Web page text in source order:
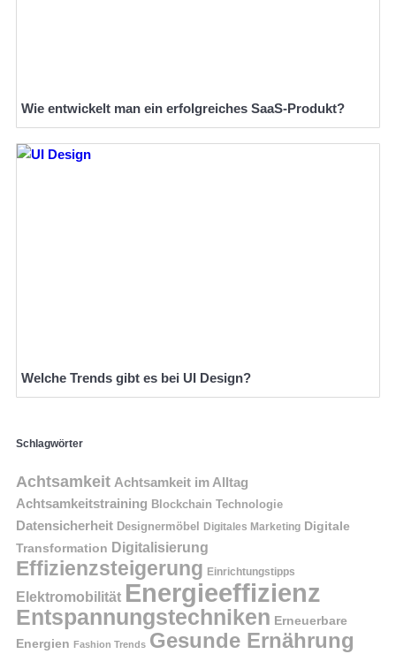
Wie entwickelt man ein erfolgreiches SaaS-Produkt?
Welche Trends gibt es bei UI Design?
Schlagwörter
Achtsamkeit Achtsamkeit im Alltag
Achtsamkeitstraining Blockchain Technologie
Datensicherheit Designermöbel Digitales Marketing Digitale
Transformation Digitalisierung
Effizienzsteigerung Einrichtungstipps
Elektromobilität Energieeffizienz
Entspannungstechniken Erneuerbare
Energien Fashion Trends Gesunde Ernährung